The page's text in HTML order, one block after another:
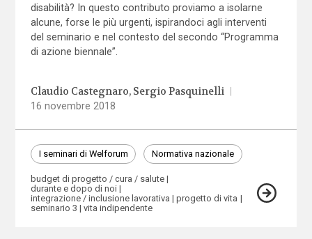
disabilità? In questo contributo proviamo a isolarne
alcune, forse le più urgenti, ispirandoci agli interventi
del seminario e nel contesto del secondo “Programma
di azione biennale”.
Claudio Castegnaro Sergio Pasquinelli
16 novembre 2018
I seminari di Welforum Normativa nazionale
budget di progetto / cura / salute
durante e dopo di noi
integrazione / inclusione lavorativa
progetto di vita
seminario 3
vita indipendente